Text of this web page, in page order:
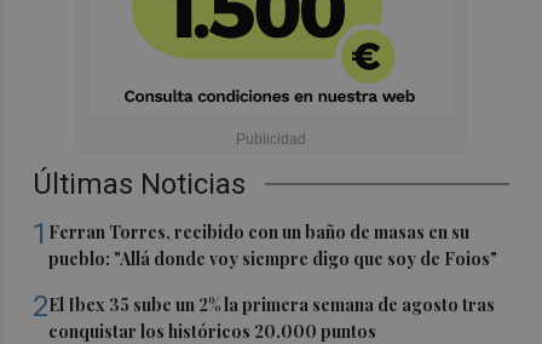
Últimas Noticias
1 Ferran Torres, recibido con un baño de masas en su
pueblo: "Allá donde voy siempre digo que soy de Foios"
2El Ibex 35 sube un 2% la primera semana de agosto tras
conquistar los históricos 20.000 puntos